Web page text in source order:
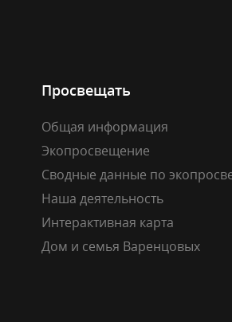
Просвещать
Общая информация
Экопросвещение
Сводные данные по
Наша деятельность
Интерактивная карта
Дом и семья Варенцовых